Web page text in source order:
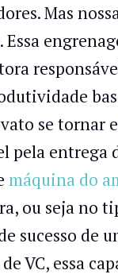
Mas
se tornar
pela entrega
máquina do
ou seja no
sucesso de
VC, essa